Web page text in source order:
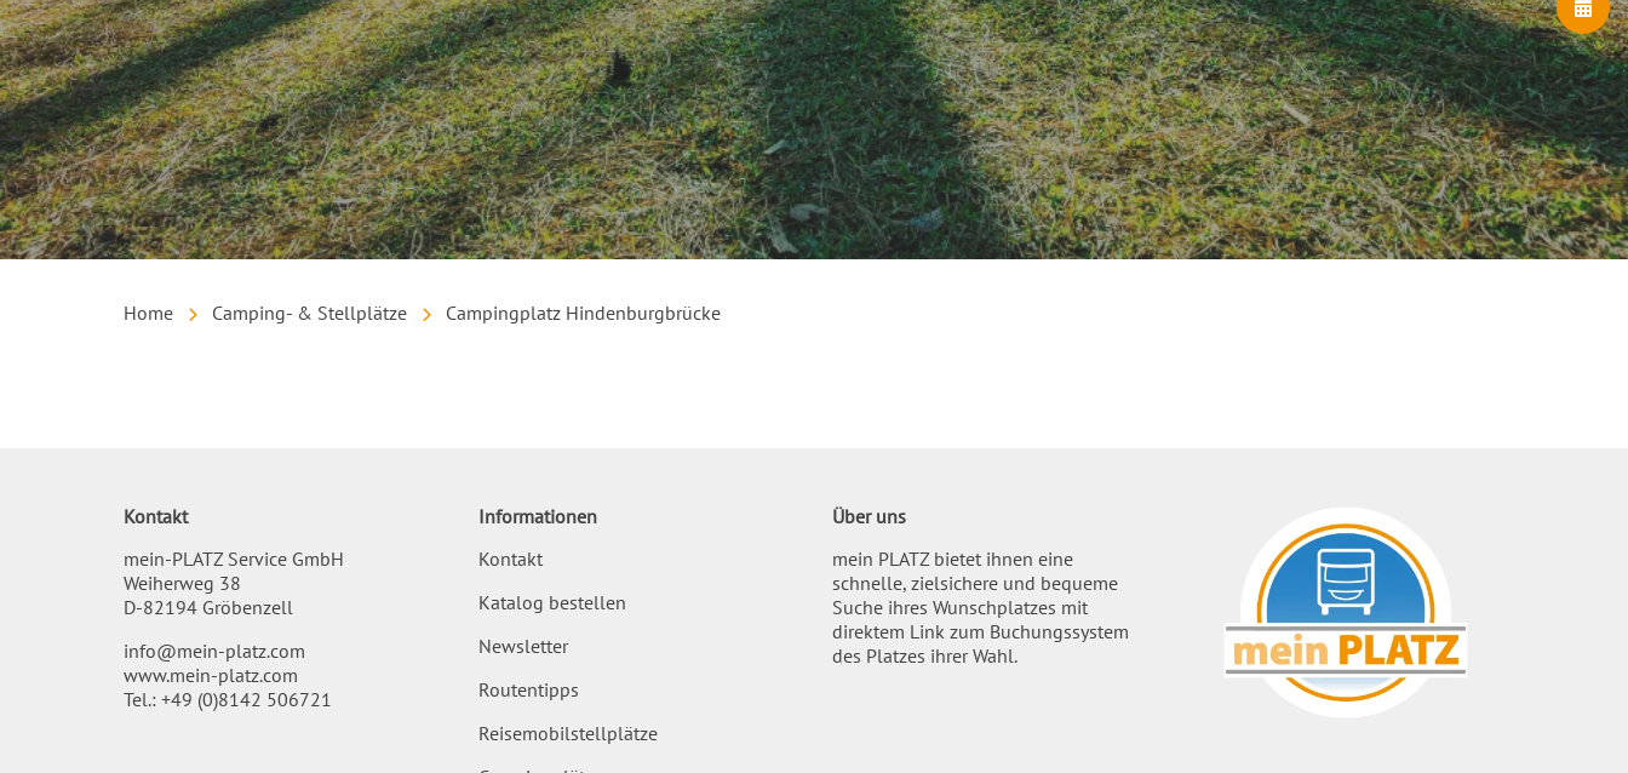
Home Camping- & Stellplätze Campingplatz Hindenburgbrücke
Kontakt
mein-PLATZ Service GmbH
Weiherweg 38
D-82194 Gröbenzell
info@mein-platz.com
www.mein-platz.com
Tel.: +49 (0)8142 506721
Informationen
Kontakt
Katalog bestellen
Newsletter
Routentipps
Reisemobilstellplätze
Über uns
mein PLATZ bietet ihnen eine
schnelle, zielsichere und bequeme
Suche ihres Wunschplatzes mit
direktem Link zum Buchungssystem
des Platzes ihrer Wahl.